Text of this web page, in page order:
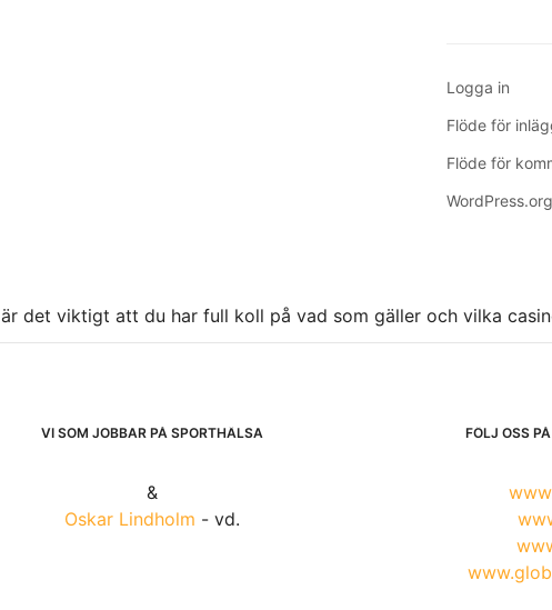
Logga in
Flöde för
Flöde för
WordPress.org
är det viktigt att du har full koll på vad som gäller och vilka
VI SOM JOBBAR PÅ SPORTHÄLSA
&
Oskar Lindholm - vd.
FÖLJ OSS